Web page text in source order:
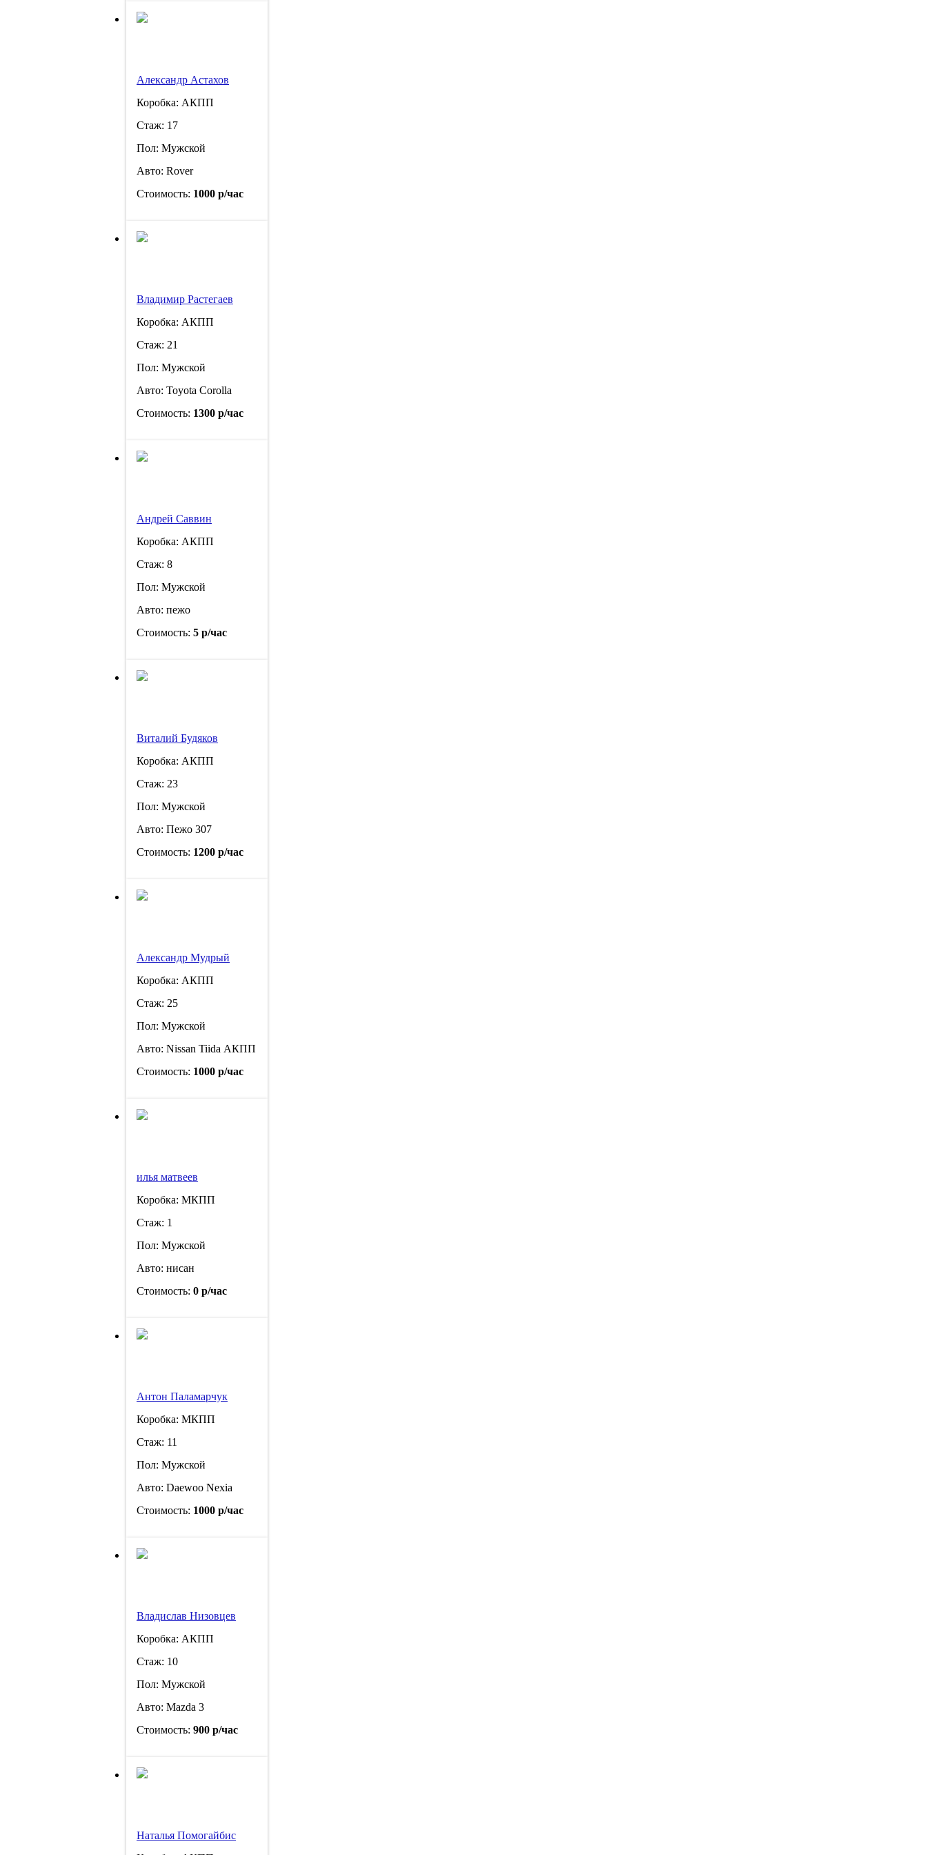
Александр Астахов
Коробка: АКПП
Стаж: 17
Пол: Мужской
Авто: Rover
Стоимость: 1000 р/час
Владимир Растегаев
Коробка: АКПП
Стаж: 21
Пол: Мужской
Авто: Toyota Corolla
Стоимость: 1300 р/час
Андрей Саввин
Коробка: АКПП
Стаж: 8
Пол: Мужской
Авто: пежо
Стоимость: 5 р/час
Виталий Будяков
Коробка: АКПП
Стаж: 23
Пол: Мужской
Авто: Пежо 307
Стоимость: 1200 р/час
Александр Мудрый
Коробка: АКПП
Стаж: 25
Пол: Мужской
Авто: Nissan Tiida АКПП
Стоимость: 1000 р/час
илья матвеев
Коробка: МКПП
Стаж: 1
Пол: Мужской
Авто: нисан
Стоимость: 0 р/час
Антон Паламарчук
Коробка: МКПП
Стаж: 11
Пол: Мужской
Авто: Daewoo Nexia
Стоимость: 1000 р/час
Владислав Низовцев
Коробка: АКПП
Стаж: 10
Пол: Мужской
Авто: Mazda 3
Стоимость: 900 р/час
Наталья Помогайбис